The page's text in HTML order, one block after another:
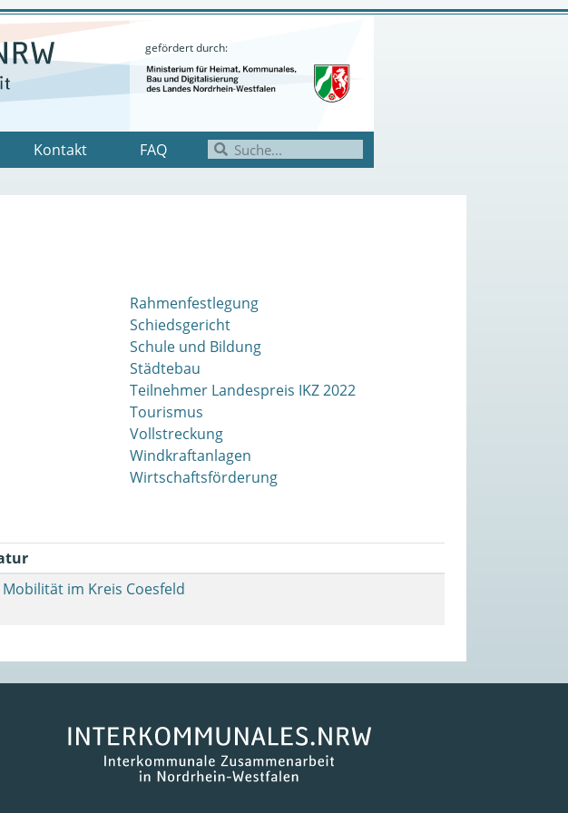
gefördert durch:
Kontakt FAQ
Rahmenfestlegung
Schiedsgericht
Schule und Bildung
Städtebau
Teilnehmer Landespreis IKZ 2022
Tourismus
Vollstreckung
Windkraftanlagen
Wirtschaftsförderung
im Kreis Coesfeld